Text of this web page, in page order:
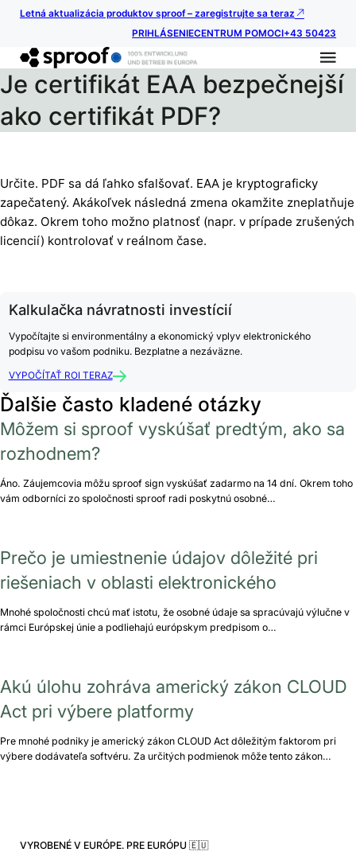
Letná aktualizácia produktov sproof – zaregistrujte sa teraz
PRIHLÁSENIECENTRUM POMOCI+43 50423
Je certifikát EAA bezpečnejší
ako certifikát PDF?
Určite. PDF sa dá ľahko sfalšovať. EAA je kryptograficky
zapečatený. Akákoľvek následná zmena okamžite zneplatňuje
dôkaz. Okrem toho možno platnosť (napr. v prípade zrušených
licencií) kontrolovať v reálnom čase.
Kalkulačka návratnosti investícií
Vypočítajte si environmentálny a ekonomický vplyv elektronického
podpisu vo vašom podniku. Bezplatne a nezáväzne.
VYPOČÍTAŤ ROI TERAZ
Ďalšie často kladené otázky
Môžem si sproof vyskúšať predtým, ako sa
rozhodnem?
Áno. Záujemcovia môžu sproof sign vyskúšať zadarmo na 14 dní. Okrem toho
vám odborníci zo spoločnosti sproof radi poskytnú osobné…
Prečo je umiestnenie údajov dôležité pri
riešeniach v oblasti elektronického
Mnohé spoločnosti chcú mať istotu, že osobné údaje sa spracúvajú výlučne v
rámci Európskej únie a podliehajú európskym predpisom o…
Akú úlohu zohráva americký zákon CLOUD
Act pri výbere platformy
Pre mnohé podniky je americký zákon CLOUD Act dôležitým faktorom pri
výbere dodávateľa softvéru. Za určitých podmienok môže tento zákon…
VYROBENÉ V EURÓPE. PRE EURÓPU 🇪🇺